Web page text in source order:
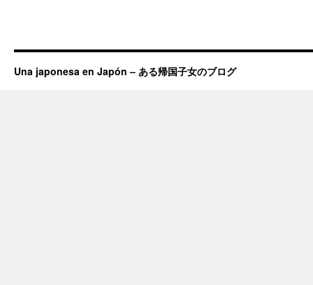
Una japonesa en Japón – ある帰国子女のブログ